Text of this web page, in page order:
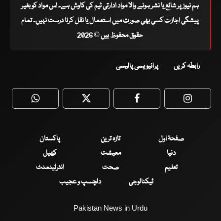
ہم نیوز پر شائع یا نشر ہونے والا مواد ادارتی ٹیم کی کاوش ہے۔ اس مواد کو بغیر
پیشگی اجازت کسی بھی صورت میں استعمال یا نقل کرنا درست نہیں۔ تمام
حقوق محفوظ ہیں © 2026
رابطہ کریں پرائیویسی پالیسی
WhatsApp Twitter Facebook
صفحۂ اول تازہ ترین
پاکستان
دنیا
معیشت
کھیل
تعلیم
صحت
انٹرٹینمنٹ
ٹیکنالوجی
دلچسپ و عجیب
Pakistan News in Urdu